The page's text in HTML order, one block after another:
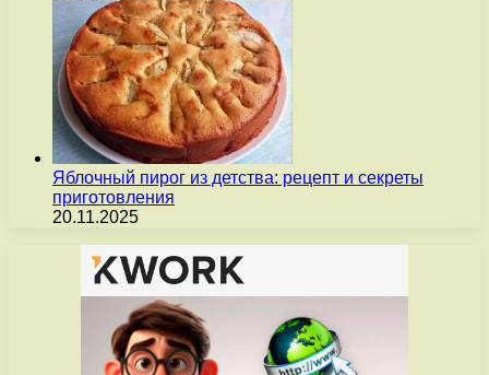
Яблочный пирог из детства: рецепт и секреты
приготовления
20.11.2025